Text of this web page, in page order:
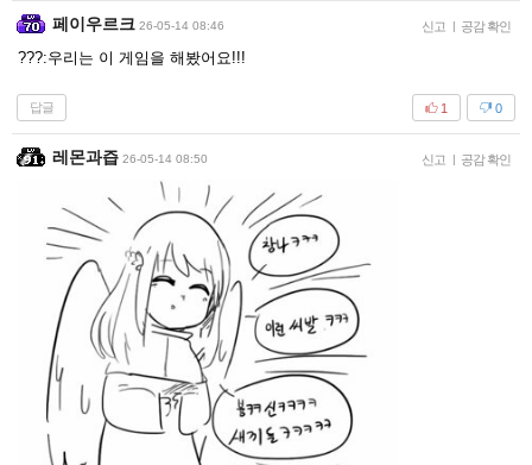
페이우르크 26-05-14 08:46 신고 | 공감 확인
???:우리는 이 게임을 해봤어요!!!
답글 0
1
레몬과즙 26-05-14 08:50 신고 | 공감 확인